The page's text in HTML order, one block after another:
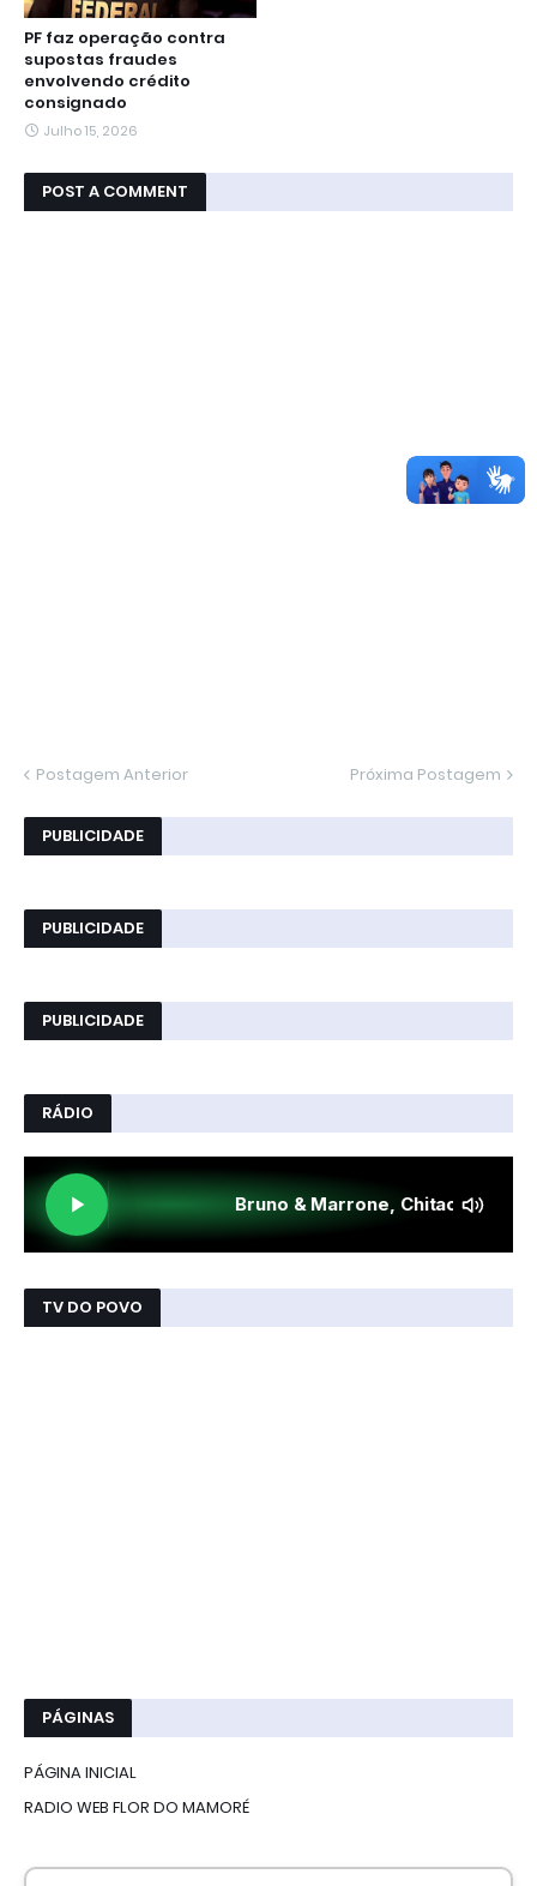
PF faz operação contra
supostas fraudes
envolvendo crédito
consignado
Julho 15, 2026
POST A COMMENT
Postagem Anterior Próxima Postagem
PUBLICIDADE
PUBLICIDADE
PUBLICIDADE
RÁDIO
TV DO POVO
PÁGINAS
PÁGINA INICIAL
RADIO WEB FLOR DO MAMORÉ